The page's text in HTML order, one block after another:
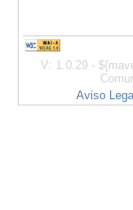
V: 1.0.29 -
Aviso